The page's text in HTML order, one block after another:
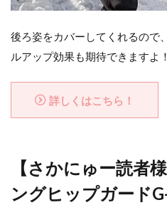
後ろ姿をカバーしてくれるので
ルアップ効果も期待できますよ！
詳しくはこちら！
【さかにゅー読者様
ングヒップガード